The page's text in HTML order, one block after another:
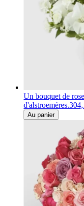
Un bouquet de
d'alstroemères.
Au panier